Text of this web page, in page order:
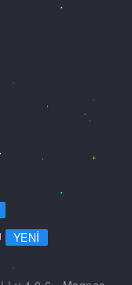
YENI